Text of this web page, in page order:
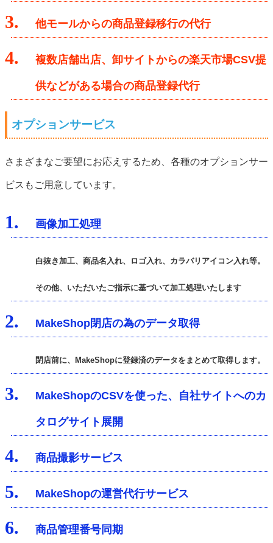
3. 他モールからの商品登録移行の代行
4. 複数店舗出店、卸サイトからの楽天市場CSV提
供などがある場合の商品登録代行
オプションサービス
さまざまなご要望にお応えするため、各種のオプションサー
ビスもご用意しています。
1. 画像加工処理
白抜き加工、商品名入れ、ロゴ入れ、カラバリアイコン入れ等。
その他、いただいたご指示に基づいて加工処理いたします
2. MakeShop閉店の為のデータ取得
閉店前に、MakeShopに登録済のデータをまとめて取得します。
3. MakeShopのCSVを使った、自社サイトへのカ
タログサイト展開
4. 商品撮影サービス
5. MakeShopの運営代行サービス
6. 商品管理番号同期